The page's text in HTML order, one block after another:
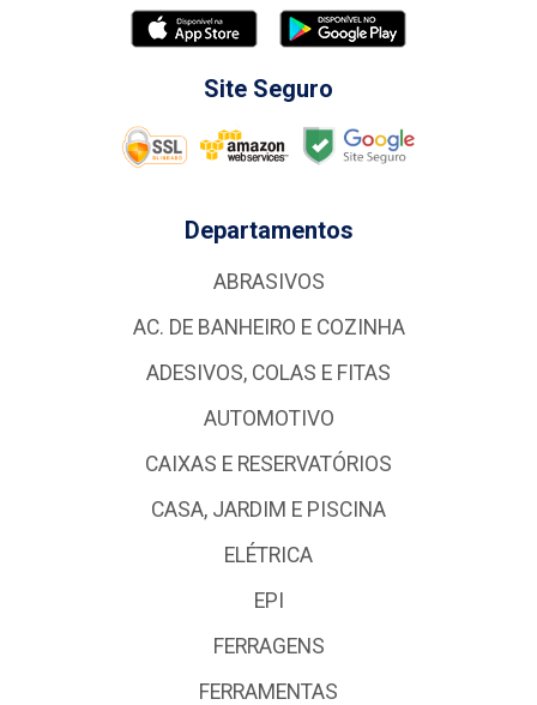
Site Seguro
Departamentos
ABRASIVOS
AC. DE BANHEIRO E COZINHA
ADESIVOS, COLAS E FITAS
AUTOMOTIVO
CAIXAS E RESERVATÓRIOS
CASA, JARDIM E PISCINA
ELÉTRICA
EPI
FERRAGENS
FERRAMENTAS